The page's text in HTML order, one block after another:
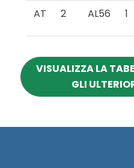
AT 2 AL56 1
VISUALIZZA LA
GLI